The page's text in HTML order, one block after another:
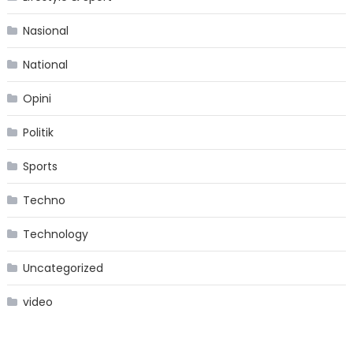
Nasional
National
Opini
Politik
Sports
Techno
Technology
Uncategorized
video